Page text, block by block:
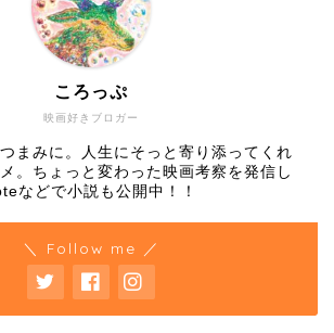
映画好きブロガー
ころっぷ
まみに。人生にそっと寄り添ってくれ
。ちょっと変わった映画考察を発信し
などで小説も公開中！！
＼ Follow me ／